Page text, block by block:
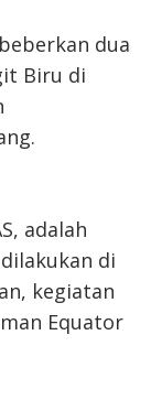
dua
Biru di
adalah
di
kegiatan
Equator